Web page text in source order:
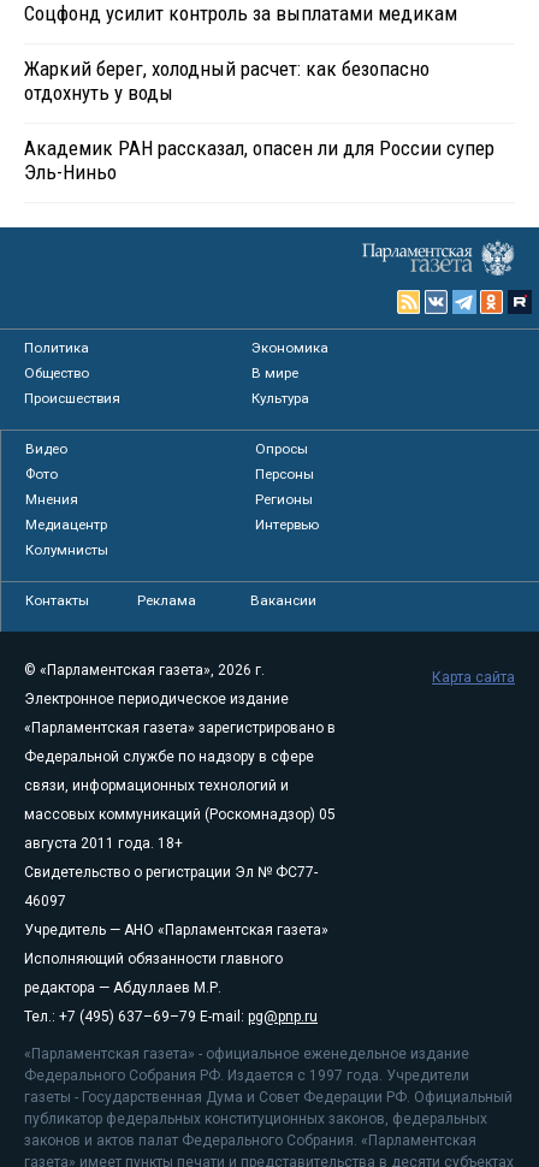
Соцфонд усилит контроль за выплатами медикам
Жаркий берег, холодный расчет: как безопасно
отдохнуть у воды
Академик РАН рассказал, опасен ли для России супер
Эль-Ниньо
Политика
Экономика
Общество
В мире
Происшествия
Культура
Видео
Опросы
Фото
Персоны
Мнения
Регионы
Медиацентр
Интервью
Колумнисты
Контакты Реклама Вакансии
© «Парламентская газета», 2026 г.
Электронное периодическое издание
«Парламентская газета» зарегистрировано в
Федеральной службе по надзору в сфере
связи, информационных технологий и
массовых коммуникаций (Роскомнадзор) 05
августа 2011 года. 18+
Свидетельство о регистрации Эл № ФС77-
46097
Учредитель — АНО «Парламентская газета»
Исполняющий обязанности главного
редактора — Абдуллаев М.Р.
Тел.: +7 (495) 637–69–79 E-mail: pg@pnp.ru
«Парламентская газета» - официальное еженедельное издание
Федерального Собрания РФ. Издается с 1997 года. Учредители
газеты - Государственная Дума и Совет Федерации РФ. Официальный
публикатор федеральных конституционных законов, федеральных
законов и актов палат Федерального Собрания. «Парламентская
газета» имеет пункты печати и представительства в десяти субъектах
Карта сайта